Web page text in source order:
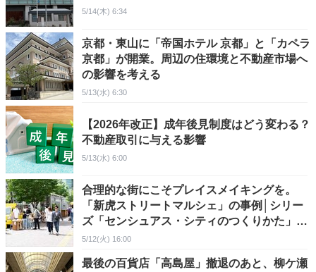
5/14(木) 6:34
京都・東山に「帝国ホテル 京都」と「カペラ
京都」が開業。周辺の住環境と不動産市場へ
の影響を考える
5/13(水) 6:30
【2026年改正】成年後見制度はどう変わる？
不動産取引に与える影響
5/13(水) 6:00
合理的な街にこそプレイスメイキングを。
「新虎ストリートマルシェ」の事例│シリー
ズ「センシュアス・シティのつくりかた」第
10回（最終回）
5/12(火) 16:00
最後の百貨店「高島屋」撤退のあと、柳ケ瀬